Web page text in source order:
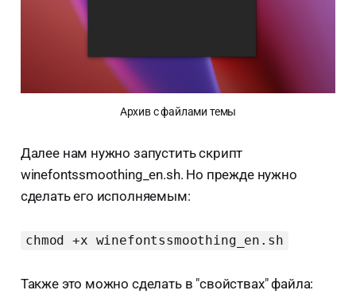
Архив с файлами темы
Далее нам нужно запустить скрипт
winefontssmoothing_en.sh. Но прежде нужно
сделать его исполняемым:
chmod +x winefontssmoothing_en.sh
Также это можно сделать в "свойствах" файла: